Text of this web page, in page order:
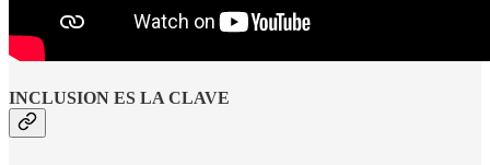
INCLUSION ES LA CLAVE